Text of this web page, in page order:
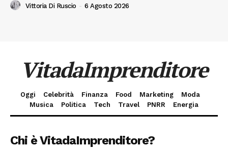
Vittoria Di Ruscio - 6 Agosto 2026
VitadaImprenditore
Oggi Celebrità Finanza Food Marketing
Moda
Musica
Politica Tech Travel PNRR Energia
Chi è VitadaImprenditore?